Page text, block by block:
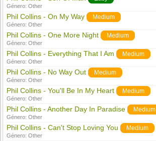
Género:Other
Phil Collins - On My Way Medium
Género:Other
Phil Collins - One More Night Medium
Género:Other
Phil Collins - Everything That I Am Medium
Género:Other
Phil Collins - No Way Out Medium
Género:Other
Phil Collins - You'll Be In My Heart Medium
Género:Other
Phil Collins - Another Day In Paradise Medium
Género:Other
Phil Collins - Can't Stop Loving You Medium
Género:Other